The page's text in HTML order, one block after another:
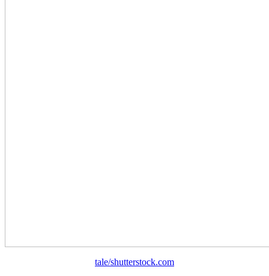
tale/shutterstock.com